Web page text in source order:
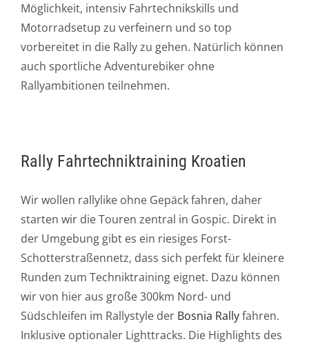
Möglichkeit, intensiv Fahrtechnikskills und
Motorradsetup zu verfeinern und so top
vorbereitet in die Rally zu gehen. Natürlich können
auch sportliche Adventurebiker ohne
Rallyambitionen teilnehmen.
Rally Fahrtechniktraining Kroatien
Wir wollen rallylike ohne Gepäck fahren, daher
starten wir die Touren zentral in Gospic. Direkt in
der Umgebung gibt es ein riesiges Forst-
Schotterstraßennetz, dass sich perfekt für kleinere
Runden zum Techniktraining eignet. Dazu können
wir von hier aus große 300km Nord- und
Südschleifen im Rallystyle der Bosnia Rallyfahren.
Inklusive optionaler Lighttracks. Die Highlights des